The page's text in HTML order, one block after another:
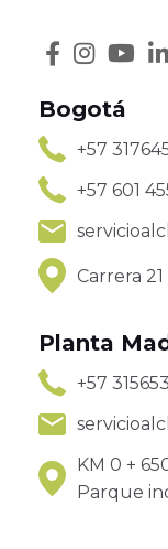
Bogotá
+57
+57 601
Carrera
Planta
+57
KM 0 +
Parque